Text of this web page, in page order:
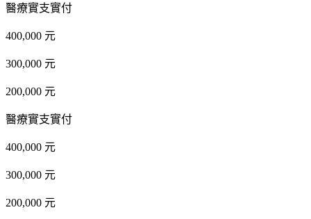
醫療實支實付
400,000 元
300,000 元
200,000 元
醫療實支實付
400,000 元
300,000 元
200,000 元